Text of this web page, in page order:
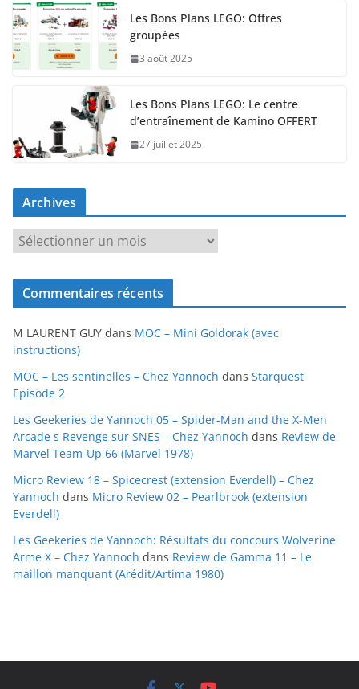
Les Bons Plans LEGO: Offres
groupées
3 août 2025
Les Bons Plans LEGO: Le centre
d’entraînement de Kamino OFFERT
27 juillet 2025
Archives
r
c
v
e
s
Commentaires récents
M LAURENT GUY dans MOC – Mini Goldorak (avec
instructions)
MOC – Les sentinelles – Chez Yannoch dans Starquest
Episode 2
Les Geekeries de Yannoch 05 – Spider-Man and the X-Men
Arcade s Revenge sur SNES – Chez Yannoch dans Review de
Marvel Team-Up 66 (Marvel 1978)
Micro Review 18 – Spicecrest (extension Everdell) – Chez
Yannoch dans Micro Review 02 – Pearlbrook (extension
Everdell)
Les Geekeries de Yannoch: Résultats du concours Wolverine
Arme X – Chez Yannoch dans Review de Gamma 11 – Le
maillon manquant (Arédit/Artima 1980)